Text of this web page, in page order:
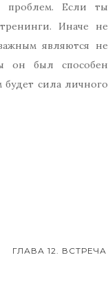
проблем. Если ты
Иначе не
являются не
он был способен
сила личного
ГЛАВА 12. ВСТРЕЧА